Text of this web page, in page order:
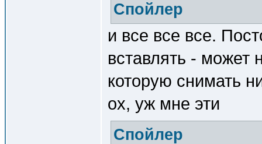
Спойлер
и все все все.
вставлять - может
которую снимать
ох, уж мне эти
Спойлер